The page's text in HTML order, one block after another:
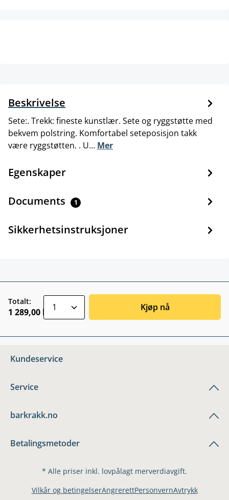
Beskrivelse
Sete:. Trekk: fineste kunstlær. Sete og ryggstøtte med
bekvem polstring. Komfortabel seteposisjon takk
være ryggstøtten. . U… Mer
Egenskaper
Documents 1
Sikkerhetsinstruksjoner
Totalt:
1 289,00 kr Kjøp nå
Kundeservice
Service
barkrakk.no
Betalingsmetoder
* Alle priser inkl. lovpålagt merverdiavgift.
Vilkår og betingelserAngrerettPersonvernAvtrykk